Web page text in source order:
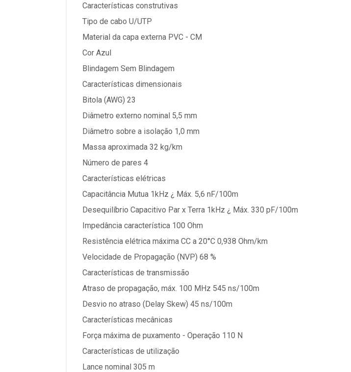
Características construtivas
Tipo de cabo U/UTP
Material da capa externa PVC - CM
Cor Azul
Blindagem Sem Blindagem
Características dimensionais
Bitola (AWG) 23
Diâmetro externo nominal 5,5 mm
Diâmetro sobre a isolação 1,0 mm
Massa aproximada 32 kg/km
Número de pares 4
Características elétricas
Capacitância Mutua 1kHz ¿ Máx. 5,6 nF/100m
Desequilíbrio Capacitivo Par x Terra 1kHz ¿ Máx. 330 pF/100m
Impedância característica 100 Ohm
Resistência elétrica máxima CC a 20°C 0,938 Ohm/km
Velocidade de Propagação (NVP) 68 %
Características de transmissão
Atraso de propagação, máx. 100 MHz 545 ns/100m
Desvio no atraso (Delay Skew) 45 ns/100m
Características mecânicas
Força máxima de puxamento - Operação 110 N
Características de utilização
Lance nominal 305 m